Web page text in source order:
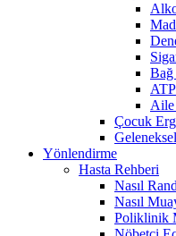
Aile
Çocuk
Yönlendirme
Hasta Rehberi
Nasıl
Nasıl
Poliklinik